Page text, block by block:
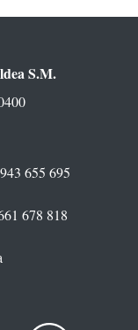
S.M.
655 695
678 818